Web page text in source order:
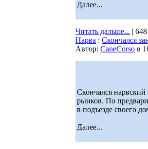
Далее...
Читать дальше... |
Нарва : Скончался
Автор: CaneCorso в
Скончался
рынков. По
в подъезде своего
Далее...